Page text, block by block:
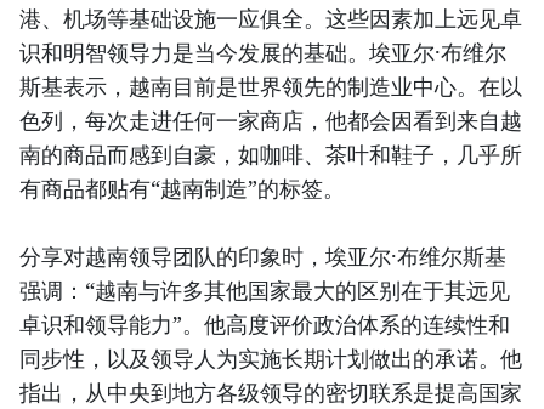
港、机场等基础设施一应俱全。这些因素加上远见卓
识和明智领导力是当今发展的基础。埃亚尔·布维尔
斯基表示，越南目前是世界领先的制造业中心。在以
色列，每次走进任何一家商店，他都会因看到来自越
南的商品而感到自豪，如咖啡、茶叶和鞋子，几乎所
有商品都贴有“越南制造”的标签。
分享对越南领导团队的印象时，埃亚尔·布维尔斯基
强调：“越南与许多其他国家最大的区别在于其远见
卓识和领导能力”。他高度评价政治体系的连续性和
同步性，以及领导人为实施长期计划做出的承诺。他
指出，从中央到地方各级领导的密切联系是提高国家